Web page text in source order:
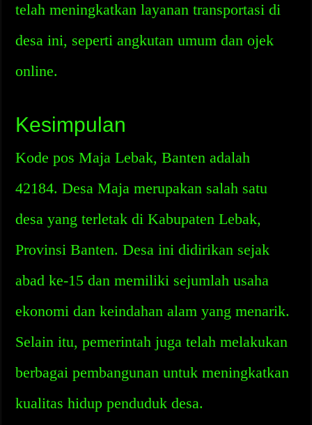
telah meningkatkan layanan transportasi di
desa ini, seperti angkutan umum dan ojek
online.
Kesimpulan
Kode pos Maja Lebak, Banten adalah
42184. Desa Maja merupakan salah satu
desa yang terletak di Kabupaten Lebak,
Provinsi Banten. Desa ini didirikan sejak
abad ke-15 dan memiliki sejumlah usaha
ekonomi dan keindahan alam yang menarik.
Selain itu, pemerintah juga telah melakukan
berbagai pembangunan untuk meningkatkan
kualitas hidup penduduk desa.